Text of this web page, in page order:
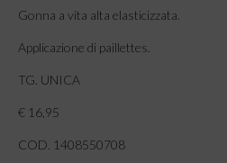
Gonna a vita alta elasticizzata.
Applicazione di paillettes.
TG. UNICA
€ 16,95
COD. 1408550708